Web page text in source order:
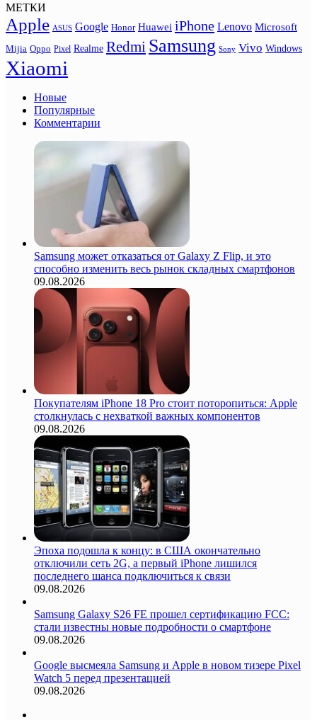
МЕТКИ
Apple ASUS Google Honor Huawei iPhone Lenovo Microsoft
Mijia Oppo Pixel Realme Redmi Samsung Sony Vivo Windows
Xiaomi
Новые
Популярные
Комментарии
Samsung может отказаться от Galaxy Z Flip, и это
способно изменить весь рынок складных смартфонов
09.08.2026
Покупателям iPhone 18 Pro стоит поторопиться: Apple
столкнулась с нехваткой важных компонентов
09.08.2026
Эпоха подошла к концу: в США окончательно
отключили сеть 2G, а первый iPhone лишился
последнего шанса подключиться к связи
09.08.2026
Samsung Galaxy S26 FE прошел сертификацию FCC:
стали известны новые подробности о смартфоне
09.08.2026
Google высмеяла Samsung и Apple в новом тизере Pixel
Watch 5 перед презентацией
09.08.2026